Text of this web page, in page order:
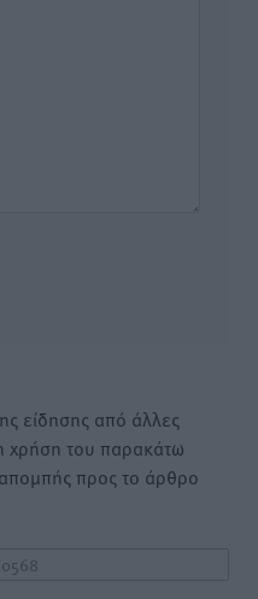
είδησης από άλλες
χρήση του παρακάτω
προς το άρθρο